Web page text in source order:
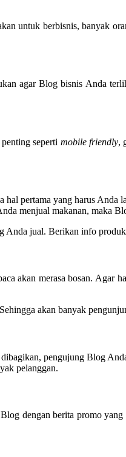
untuk berbisnis, banyak
agar Blog bisnis Anda
seperti mobile friendly,
hal pertama yang harus
menjual makanan, maka
Anda jual. Berikan info
akan merasa bosan.
akan banyak
pengujung Blog
pelanggan.
dengan berita promo